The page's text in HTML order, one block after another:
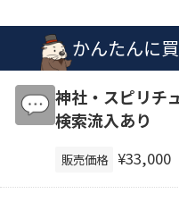
かんたんに
神社・スピリチ
検索流入あり
販売価格 ¥33,000